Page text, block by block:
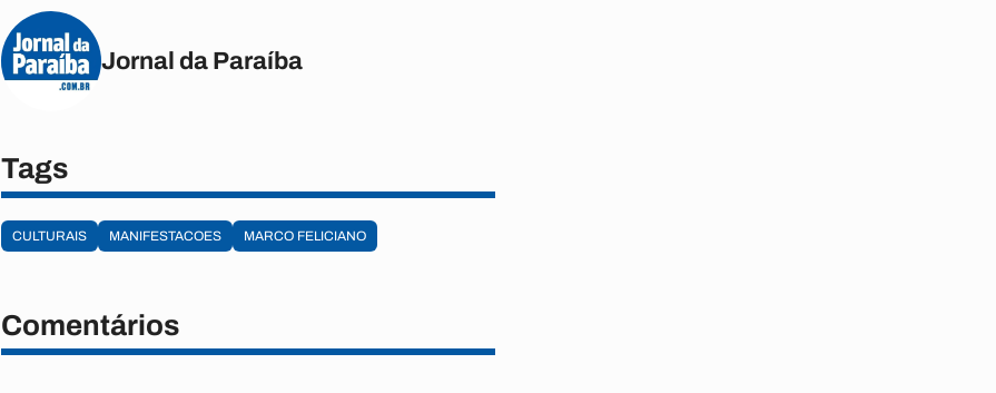
Jornal da Paraíba
Tags
CULTURAIS MANIFESTACOES MARCO FELICIANO
Comentários